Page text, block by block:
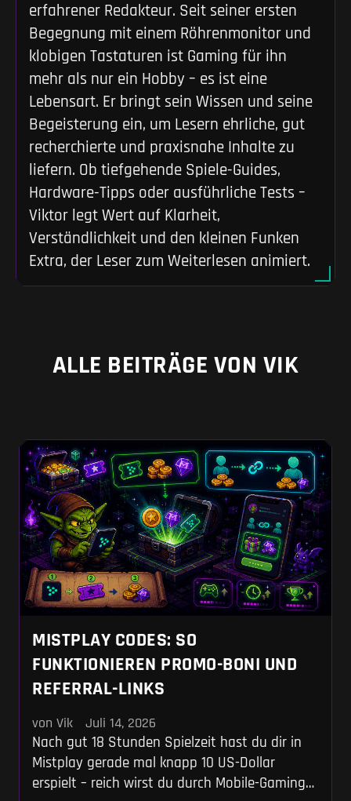
erfahrener Redakteur. Seit seiner ersten
Begegnung mit einem Röhrenmonitor und
klobigen Tastaturen ist Gaming für ihn
mehr als nur ein Hobby – es ist eine
Lebensart. Er bringt sein Wissen und seine
Begeisterung ein, um Lesern ehrliche, gut
recherchierte und praxisnahe Inhalte zu
liefern. Ob tiefgehende Spiele-Guides,
Hardware-Tipps oder ausführliche Tests –
Viktor legt Wert auf Klarheit,
Verständlichkeit und den kleinen Funken
Extra, der Leser zum Weiterlesen animiert.
ALLE BEITRÄGE VON VIK
MISTPLAY CODES: SO
FUNKTIONIEREN PROMO-BONI UND
REFERRAL-LINKS
von Vik Juli 14, 2026
Nach gut 18 Stunden Spielzeit hast du dir in
Mistplay gerade mal knapp 10 US-Dollar
erspielt – reich wirst du durch Mobile-Gaming